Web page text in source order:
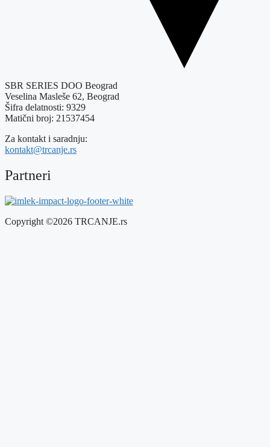
SBR SERIES DOO Beograd
Veselina Masleše 62, Beograd
Šifra delatnosti: 9329
Matični broj: 21537454
Za kontakt i saradnju:
kontakt@trcanje.rs
Partneri
Copyright ©2026 TRCANJE.rs